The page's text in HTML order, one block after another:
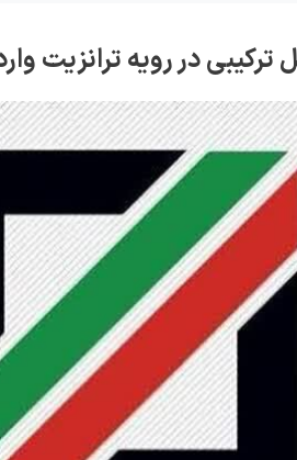
ترکیبی در رویه ترانزیت